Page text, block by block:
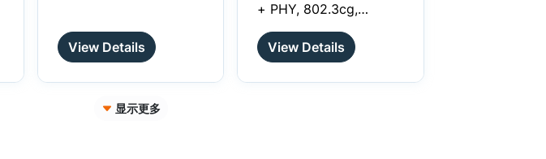
Center Racks, Solid-
State Circuit Breakers
protection, these
View Details
+ PHY, 802.3cg,
10BASE−T1S Compliant
View Details
显示更多